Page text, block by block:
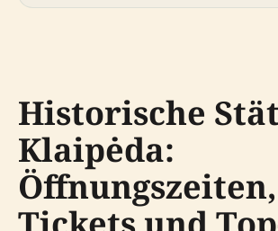
Historische
Klaipėda:
Öffnungszeiten,